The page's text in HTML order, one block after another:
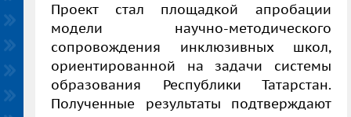
Проект стал площадкой апробации
модели научно-методического
сопровождения инклюзивных школ,
ориентированной на задачи системы
образования Республики Татарстан.
Полученные результаты подтверждают